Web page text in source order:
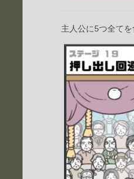
主人公に5つ全てを